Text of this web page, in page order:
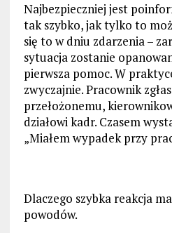
Najbezpieczniej jest
tak szybko, jak tylko to
się to w dniu zdarzenia –
sytuacja zostanie
pierwsza pomoc. W
zwyczajnie. Pracownik
przełożonemu,
działowi kadr. Czasem
„Miałem wypadek przy
Dlaczego szybka reakcja
powodów.